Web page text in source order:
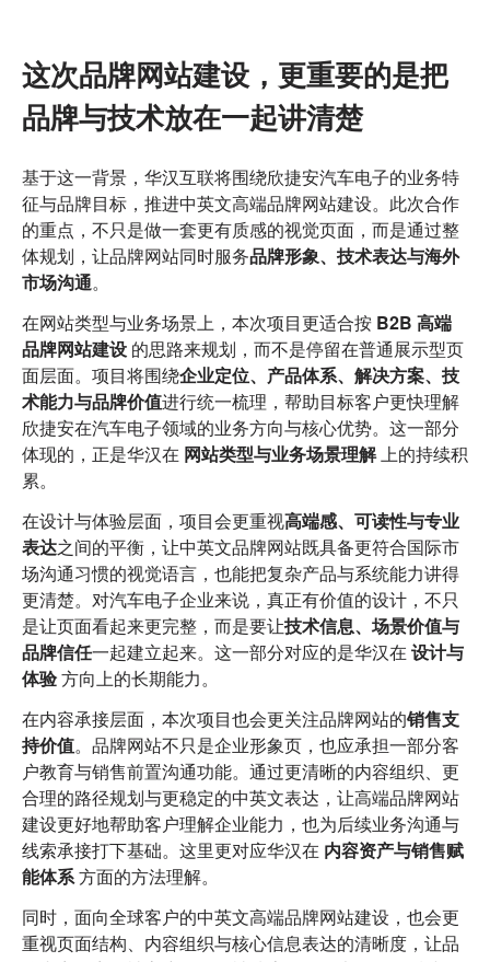
这次品牌网站建设，更重要的是把
品牌与技术放在一起讲清楚
基于这一背景，华汉互联将围绕欣捷安汽车电子的业务特
征与品牌目标，推进中英文高端品牌网站建设。此次合作
的重点，不只是做一套更有质感的视觉页面，而是通过整
体规划，让品牌网站同时服务品牌形象、技术表达与海外
市场沟通。
在网站类型与业务场景上，本次项目更适合按 B2B 高端
品牌网站建设 的思路来规划，而不是停留在普通展示型页
面层面。项目将围绕企业定位、产品体系、解决方案、技
术能力与品牌价值进行统一梳理，帮助目标客户更快理解
欣捷安在汽车电子领域的业务方向与核心优势。这一部分
体现的，正是华汉在 网站类型与业务场景理解上的持续积
累。
在设计与体验层面，项目会更重视高端感、可读性与专业
表达之间的平衡，让中英文品牌网站既具备更符合国际市
场沟通习惯的视觉语言，也能把复杂产品与系统能力讲得
更清楚。对汽车电子企业来说，真正有价值的设计，不只
是让页面看起来更完整，而是要让技术信息、场景价值与
品牌信任一起建立起来。这一部分对应的是华汉在 设计与
体验方向上的长期能力。
在内容承接层面，本次项目也会更关注品牌网站的销售支
持价值。品牌网站不只是企业形象页，也应承担一部分客
户教育与销售前置沟通功能。通过更清晰的内容组织、更
合理的路径规划与更稳定的中英文表达，让高端品牌网站
建设更好地帮助客户理解企业能力，也为后续业务沟通与
线索承接打下基础。这里更对应华汉在 内容资产与销售赋
能体系方面的方法理解。
同时，面向全球客户的中英文高端品牌网站建设，也会更
重视页面结构、内容组织与核心信息表达的清晰度，让品